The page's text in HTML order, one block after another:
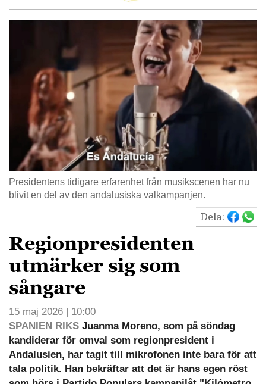
Presidentens tidigare erfarenhet från musikscenen har nu
blivit en del av den andalusiska valkampanjen.
Dela:
Regionpresidenten
utmärker sig som
sångare
15 maj 2026 | 10:00
SPANIEN RIKS Juanma Moreno, som på söndag
kandiderar för omval som regionpresident i
Andalusien, har tagit till mikrofonen inte bara för att
tala politik. Han bekräftar att det är hans egen röst